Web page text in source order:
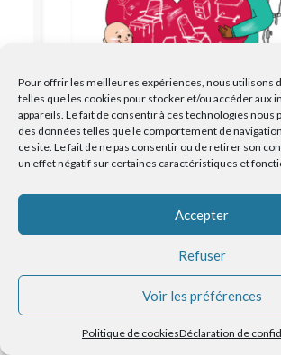
Pour offrir les meilleures expériences, nous utilisons
telles que les cookies pour stocker et/ou accéder aux
appareils. Le fait de consentir à ces technologies
des données telles que le comportement de
ce site. Le fait de ne pas consentir ou de retirer son
un effet négatif sur certaines caractéristiques et
Accepter
Refuser
Voir les préférences
Politique de cookiesDéclaration de
l’unité d’hématologie